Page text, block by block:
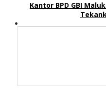
Kantor BPD GBI